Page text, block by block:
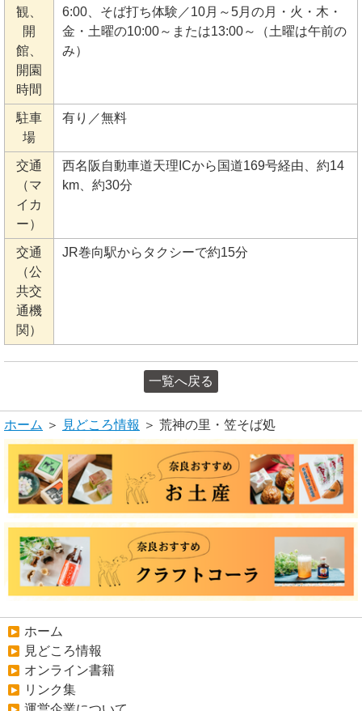
観、
開
館、
開園
時間
6:00、そば打ち体験／10月～5月の月・火・木・
金・土曜の10:00～または13:00～（土曜は午前の
み）
駐車
場
有り／無料
交通
（マ
イカ
ー）
西名阪自動車道天理ICから国道169号経由、約14
km、約30分
交通
（公
共交
通機
関）
JR巻向駅からタクシーで約15分
一覧へ戻る
ホーム ＞ 見どころ情報 ＞ 荒神の里・笠そば処
ホーム
見どころ情報
オンライン書籍
リンク集